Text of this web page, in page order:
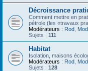
Décroissance
Comment mettre en
pétrole (les «travaux
Modérateurs : Rod
Sujets : 111
Habitat
Isolation, maisons
Modérateurs : Rod
Sujets : 128